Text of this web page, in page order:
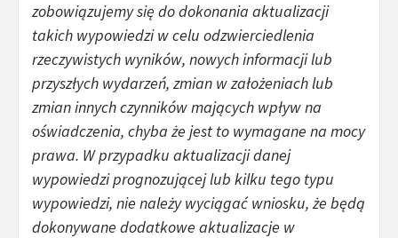
zobowiązujemy się do dokonania aktualizacji
takich wypowiedzi w celu odzwierciedlenia
rzeczywistych wyników, nowych informacji lub
przyszłych wydarzeń, zmian w założeniach lub
zmian innych czynników mających wpływ na
oświadczenia, chyba że jest to wymagane na mocy
prawa. W przypadku aktualizacji danej
wypowiedzi prognozującej lub kilku tego typu
wypowiedzi, nie należy wyciągać wniosku, że będą
dokonywane dodatkowe aktualizacje w